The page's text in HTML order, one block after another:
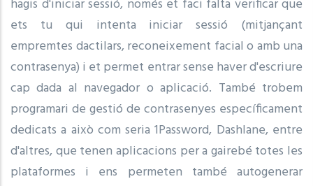
hagis d'iniciar sessió, només et faci falta verificar que
ets tu qui intenta iniciar sessió (mitjançant
empremtes dactilars, reconeixement facial o amb una
contrasenya) i et permet entrar sense haver d'escriure
cap dada al navegador o aplicació. També trobem
programari de gestió de contrasenyes específicament
dedicats a això com seria 1Password, Dashlane, entre
d'altres, que tenen aplicacions per a gairebé totes les
plataformes i ens permeten també autogenerar